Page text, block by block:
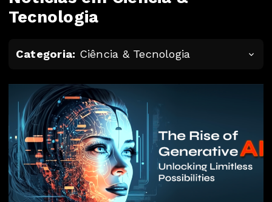
Tecnologia
Categoria: Ciência & Tecnologia